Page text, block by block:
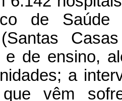
de
(Santas
e de ensino,
a
vêm